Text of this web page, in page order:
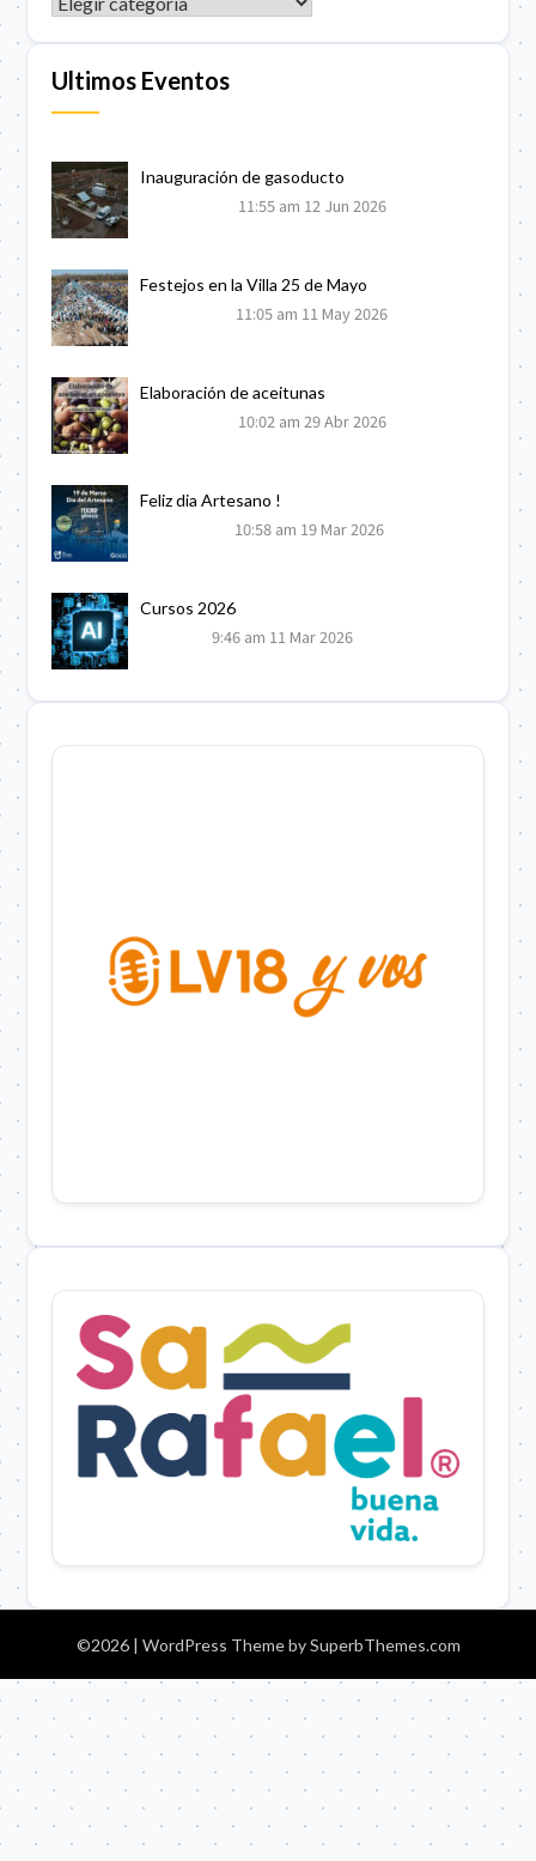
Ultimos Eventos
Inauguración de gasoducto
11:55 am 12 Jun 2026
Festejos en la Villa 25 de Mayo
11:05 am 11 May 2026
Elaboración de aceitunas
10:02 am 29 Abr 2026
Feliz dia Artesano !
10:58 am 19 Mar 2026
Cursos 2026
9:46 am 11 Mar 2026
©2026 | WordPress Theme bySuperbThemes.com